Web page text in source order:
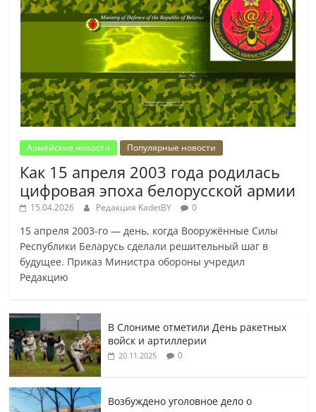
Армейские новости Популярные новости
Как 15 апреля 2003 года родилась
цифровая эпоха белорусской армии
15.04.2026 Редакция KadetBY 0
15 апреля 2003-го — день, когда Вооружённые Силы
Республики Беларусь сделали решительный шаг в
будущее. Приказ Министра обороны учредил
Редакцию
В Слониме отметили День ракетных
войск и артиллерии
20.11.2025 0
Возбуждено уголовное дело о